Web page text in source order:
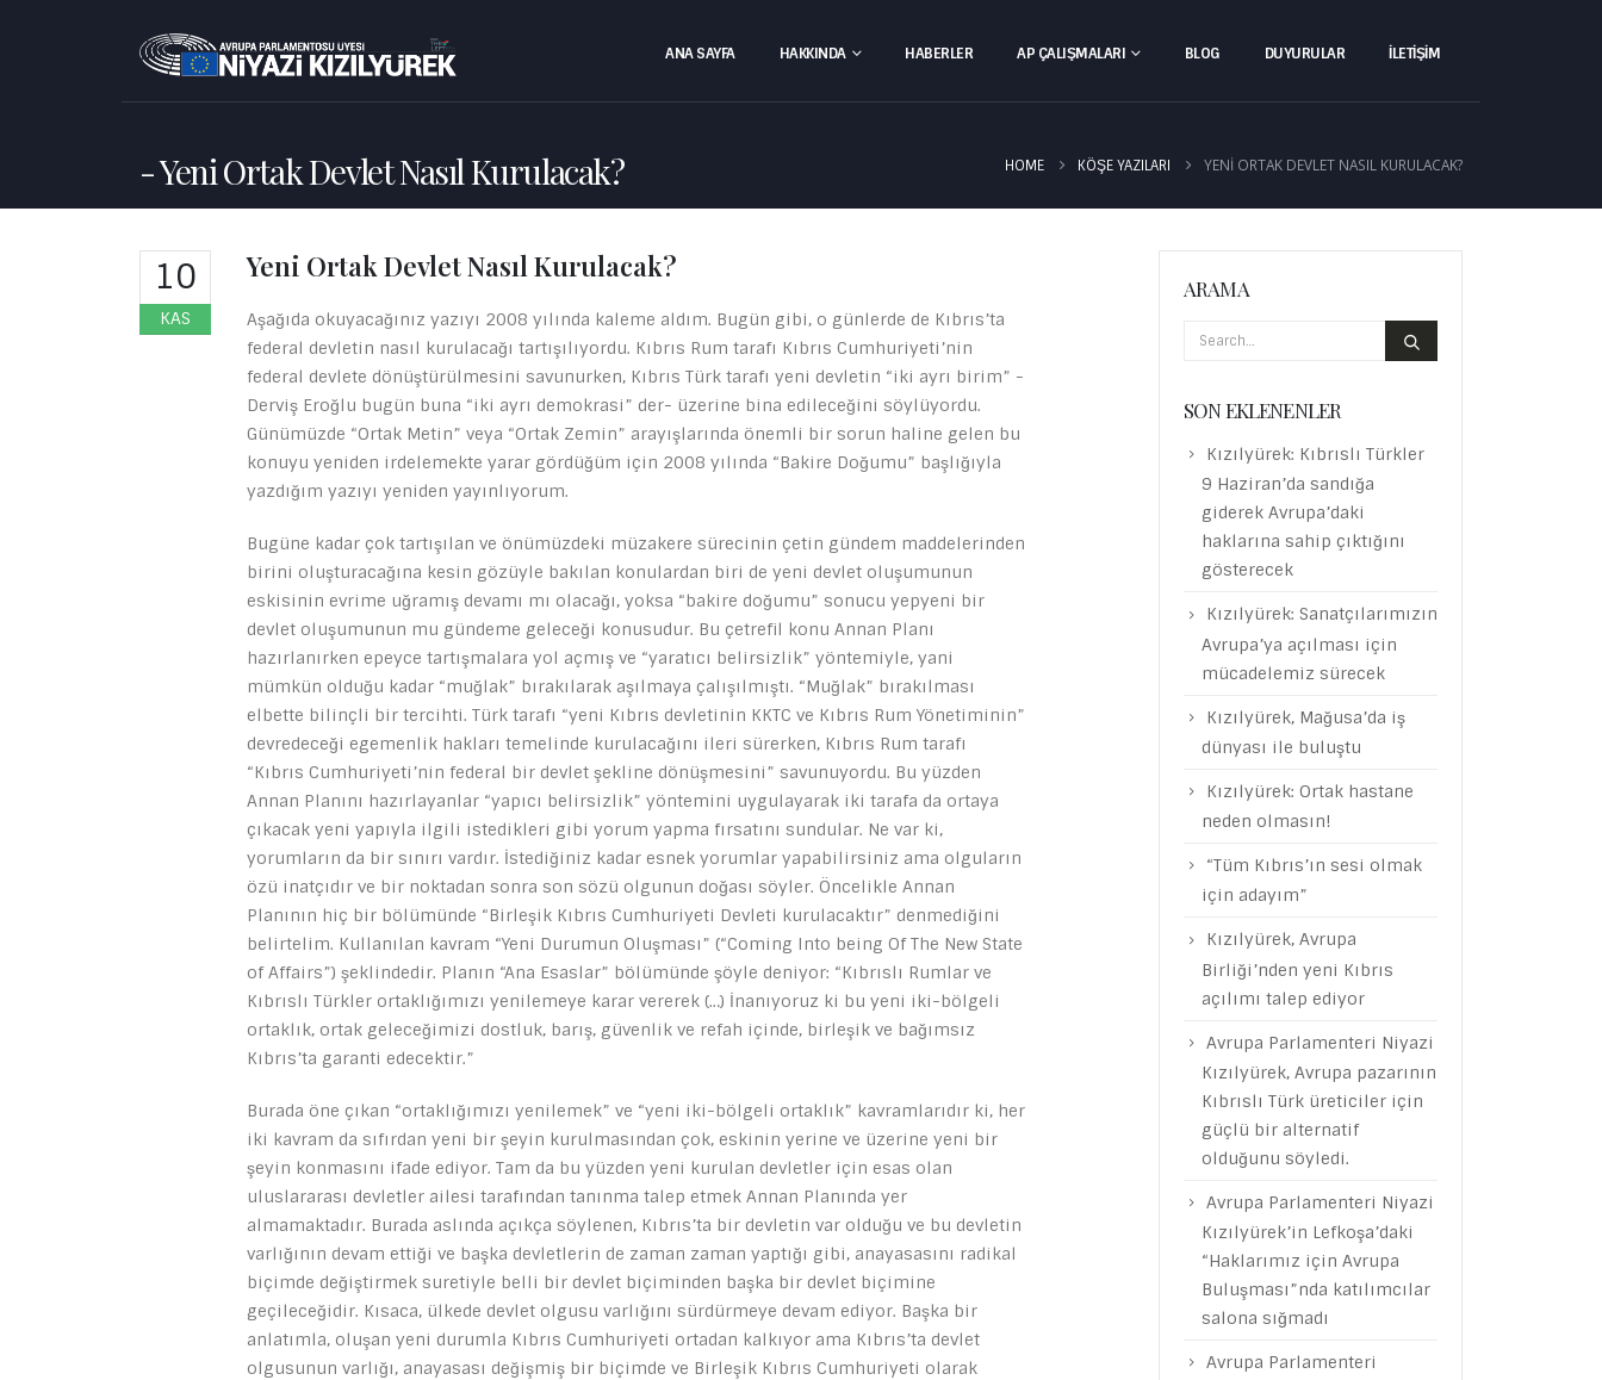
ANA SAYFA HAKKINDA HABERLER AP ÇALIŞMALARI BLOG DUYURULAR İLETIŞIM
Yeni Ortak Devlet Nasıl Kurulacak? HOME KÖŞE YAZILARI YENI ORTAK DEVLET NASIL KURULACAK?
10
KAS
Yeni Ortak Devlet Nasıl Kurulacak?
Aşağıda okuyacağınız yazıyı 2008 yılında kaleme aldım. Bugün gibi, o günlerde de Kıbrıs’ta
federal devletin nasıl kurulacağı tartışılıyordu. Kıbrıs Rum tarafı Kıbrıs Cumhuriyeti’nin
federal devlete dönüştürülmesini savunurken, Kıbrıs Türk tarafı yeni devletin “iki ayrı birim” -
Derviş Eroğlu bugün buna “iki ayrı demokrasi” der- üzerine bina edileceğini söylüyordu.
Günümüzde “Ortak Metin” veya “Ortak Zemin” arayışlarında önemli bir sorun haline gelen bu
konuyu yeniden irdelemekte yarar gördüğüm için 2008 yılında “Bakire Doğumu” başlığıyla
yazdığım yazıyı yeniden yayınlıyorum.
Bugüne kadar çok tartışılan ve önümüzdeki müzakere sürecinin çetin gündem maddelerinden
birini oluşturacağına kesin gözüyle bakılan konulardan biri de yeni devlet oluşumunun
eskisinin evrime uğramış devamı mı olacağı, yoksa “bakire doğumu” sonucu yepyeni bir
devlet oluşumunun mu gündeme geleceği konusudur. Bu çetrefil konu Annan Planı
hazırlanırken epeyce tartışmalara yol açmış ve “yaratıcı belirsizlik” yöntemiyle, yani
mümkün olduğu kadar “muğlak” bırakılarak aşılmaya çalışılmıştı. “Muğlak” bırakılması
elbette bilinçli bir tercihti. Türk tarafı “yeni Kıbrıs devletinin KKTC ve Kıbrıs Rum Yönetiminin”
devredeceği egemenlik hakları temelinde kurulacağını ileri sürerken, Kıbrıs Rum tarafı
“Kıbrıs Cumhuriyeti’nin federal bir devlet şekline dönüşmesini” savunuyordu. Bu yüzden
Annan Planını hazırlayanlar “yapıcı belirsizlik” yöntemini uygulayarak iki tarafa da ortaya
çıkacak yeni yapıyla ilgili istedikleri gibi yorum yapma fırsatını sundular. Ne var ki,
yorumların da bir sınırı vardır. İstediğiniz kadar esnek yorumlar yapabilirsiniz ama olguların
özü inatçıdır ve bir noktadan sonra son sözü olgunun doğası söyler. Öncelikle Annan
Planının hiç bir bölümünde “Birleşik Kıbrıs Cumhuriyeti Devleti kurulacaktır” denmediğini
belirtelim. Kullanılan kavram “Yeni Durumun Oluşması” (“Coming Into being Of The New State
of Affairs”) şeklindedir. Planın “Ana Esaslar” bölümünde şöyle deniyor: “Kıbrıslı Rumlar ve
Kıbrıslı Türkler ortaklığımızı yenilemeye karar vererek (…) İnanıyoruz ki bu yeni iki-bölgeli
ortaklık, ortak geleceğimizi dostluk, barış, güvenlik ve refah içinde, birleşik ve bağımsız
Kıbrıs’ta garanti edecektir.”
Burada öne çıkan “ortaklığımızı yenilemek” ve “yeni iki-bölgeli ortaklık” kavramlarıdır ki, her
iki kavram da sıfırdan yeni bir şeyin kurulmasından çok, eskinin yerine ve üzerine yeni bir
şeyin konmasını ifade ediyor. Tam da bu yüzden yeni kurulan devletler için esas olan
uluslararası devletler ailesi tarafından tanınma talep etmek Annan Planında yer
almamaktadır. Burada aslında açıkça söylenen, Kıbrıs’ta bir devletin var olduğu ve bu devletin
varlığının devam ettiği ve başka devletlerin de zaman zaman yaptığı gibi, anayasasını radikal
biçimde değiştirmek suretiyle belli bir devlet biçiminden başka bir devlet biçimine
geçileceğidir. Kısaca, ülkede devlet olgusu varlığını sürdürmeye devam ediyor. Başka bir
anlatımla, oluşan yeni durumla Kıbrıs Cumhuriyeti ortadan kalkıyor ama Kıbrıs’ta devlet
olgusunun varlığı, anayasası değişmiş bir biçimde ve Birleşik Kıbrıs Cumhuriyeti olarak
ARAMA
SON EKLENENLER
Kızılyürek: Kıbrıslı Türkler
9 Haziran’da sandığa
giderek Avrupa’daki
haklarına sahip çıktığını
gösterecek
Kızılyürek: Sanatçılarımızın
Avrupa’ya açılması için
mücadelemiz sürecek
Kızılyürek, Mağusa’da iş
dünyası ile buluştu
Kızılyürek: Ortak hastane
neden olmasın!
“Tüm Kıbrıs’ın sesi olmak
için adayım”
Kızılyürek, Avrupa
Birliği’nden yeni Kıbrıs
açılımı talep ediyor
Avrupa Parlamenteri Niyazi
Kızılyürek, Avrupa pazarının
Kıbrıslı Türk üreticiler için
güçlü bir alternatif
olduğunu söyledi.
Avrupa Parlamenteri Niyazi
Kızılyürek’in Lefkoşa’daki
“Haklarımız için Avrupa
Buluşması”nda katılımcılar
salona sığmadı
Avrupa Parlamenteri